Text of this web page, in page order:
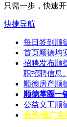
只需一步，快速
快捷导航
每日签到 顺
首页顺德均
招聘发布顺
职招聘信息。
顺德房产顺
顺德掌圈一
公益义工顺
合作/推广本